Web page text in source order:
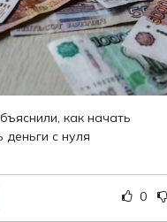
как начать
деньги с нуля
0